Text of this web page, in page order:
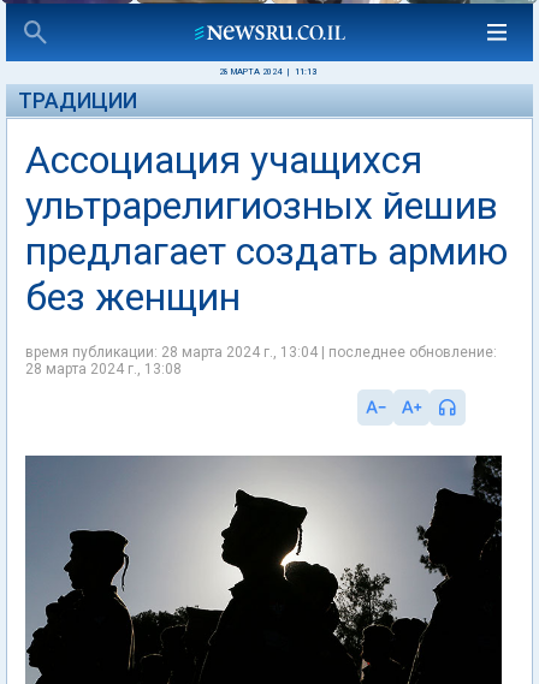
28 МАРТА 2024 11:13
ТРАДИЦИИ
Ассоциация учащихся
ультрарелигиозных йешив
предлагает создать армию
без женщин
время публикации: 28 марта 2024 г., 13:04 | последнее обновление:
28 марта 2024 г., 13:08